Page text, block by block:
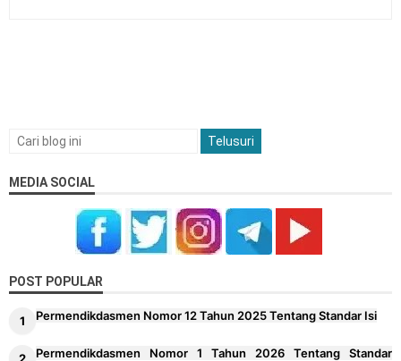
MEDIA SOCIAL
POST POPULAR
Permendikdasmen Nomor 12 Tahun 2025 Tentang Standar Isi
Permendikdasmen Nomor 1 Tahun 2026 Tentang Standar